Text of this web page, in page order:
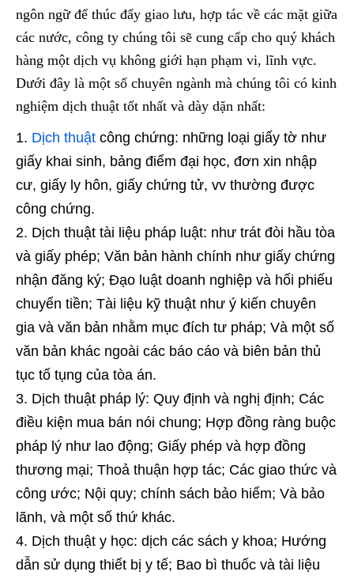
ngôn ngữ để thúc đẩy giao lưu, hợp tác về các mặt giữa
các nước, công ty chúng tôi sẽ cung cấp cho quý khách
hàng một dịch vụ không giới hạn phạm vi, lĩnh vực.
Dưới đây là một số chuyên ngành mà chúng tôi có kinh
nghiệm dịch thuật tốt nhất và dày dặn nhất:
Dịch thuật công chứng: những loại giấy tờ như
giấy khai sinh, bảng điểm đại học, đơn xin nhập
cư, giấy ly hôn, giấy chứng tử, vv thường được
công chứng.
Dịch thuật tài liệu pháp luật: như trát đòi hầu tòa
và giấy phép; Văn bản hành chính như giấy chứng
nhận đăng ký; Đạo luật doanh nghiệp và hối phiếu
chuyển tiền; Tài liệu kỹ thuật như ý kiến ​​chuyên
gia và văn bản nhằm mục đích tư pháp; Và một số
văn bản khác ngoài các báo cáo và biên bản thủ
tục tố tụng của tòa án.
Dịch thuật pháp lý: Quy định và nghị định; Các
điều kiện mua bán nói chung; Hợp đồng ràng buộc
pháp lý như lao động; Giấy phép và hợp đồng
thương mại; Thoả thuận hợp tác; Các giao thức và
công ước; Nội quy; chính sách bảo hiểm; Và bảo
lãnh, và một số thứ khác.
Dịch thuật y học: dịch các sách y khoa; Hướng
dẫn sử dụng thiết bị y tế; Bao bì thuốc và tài liệu